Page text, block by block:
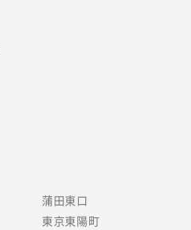
蒲田東口
東京東陽町